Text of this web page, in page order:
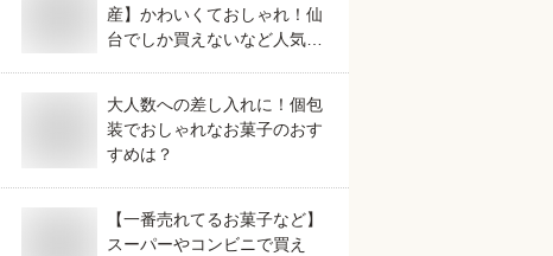
産】かわいくておしゃれ！仙
台でしか買えないなど人気の
大人数への差し入れに！個包
装でおしゃれなお菓子のおす
すめは？
【一番売れてるお菓子など】
スーパーやコンビニで買え